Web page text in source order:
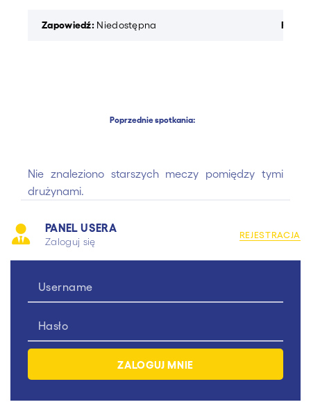
PANEL USERA
Zaloguj się
REJESTRACJA
Zapowiedź: Niedostępna
Poprzednie spotkania:
Nie znaleziono starszych meczy pomiędzy tymi
drużynami.